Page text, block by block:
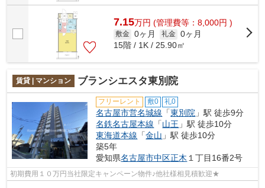
7.15万円 (管理費等：8,000円 )
敷金 0ヶ月 礼金 0ヶ月
15階 / 1K / 25.90㎡
賃貸 | マンション ブランシエスタ東別院
フリーレント 敷0 礼0
名古屋市営名城線 「東別院 」駅 徒歩9分
名鉄名古屋本線 「山王 」駅 徒歩10分
東海道本線 「金山 」駅 徒歩10分
築5年
愛知県名古屋市中区正木 １丁目16番2号
初期費用１０万円当社限定キャンペーン物件♪他社様相見積歓迎★